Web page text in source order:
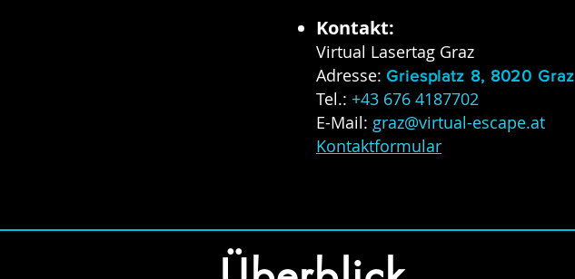
Kontakt:
Virtual Lasertag Graz
Adresse: Griesplatz 8, 8020 Graz
Tel.: +43 676 4187702
E-Mail: graz@virtual-escape.at
Kontaktformular